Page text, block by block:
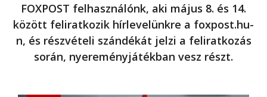
FOXPOST felhasználónk, aki május 8. és 14.
között feliratkozik hírlevelünkre a foxpost.hu-
n, és részvételi szándékát jelzi a feliratkozás
során, nyereményjátékban vesz részt.